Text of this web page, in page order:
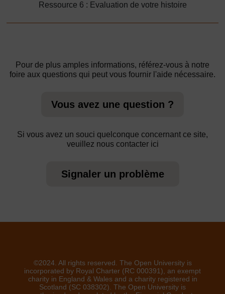
Ressource 6 : Evaluation de votre histoire
Pour de plus amples informations, référez-vous à notre
foire aux questions qui peut vous fournir l'aide nécessaire.
Vous avez une question ?
Si vous avez un souci quelconque concernant ce site,
veuillez nous contacter ici
Signaler un problème
©2024. All rights reserved. The Open University is
incorporated by Royal Charter (RC 000391), an exempt
charity in England & Wales and a charity registered in
Scotland (SC 038302). The Open University is